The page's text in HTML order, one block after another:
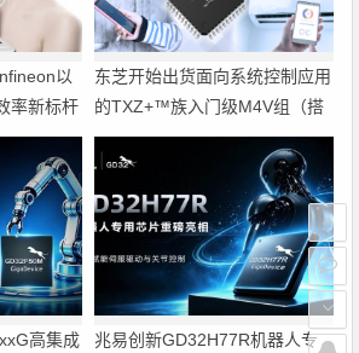
以
率新标杆
东芝开始出货面向系统控制应用
的TXZ+™族入门级M4V组（搭
载Arm Cortex‑M4内核的标准微
控制器）工程样品
高集成 兆易创新GD32H77R机器人专